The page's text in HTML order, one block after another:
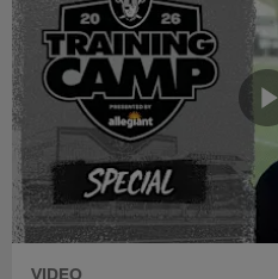
VIDEO